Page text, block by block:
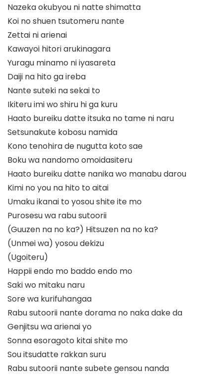
Nazeka okubyou ni natte shimatta
Koi no shuen tsutomeru nante
Zettai ni arienai
Kawayoi hitori arukinagara
Yuragu minamo ni iyasareta
Daiji na hito ga ireba
Nante suteki na sekai to
Ikiteru imi wo shiru hi ga kuru
Haato bureiku datte itsuka no tame ni naru
Setsunakute kobosu namida
Kono tenohira de nugutta koto sae
Boku wa nandomo omoidasiteru
Haato bureiku datte nanika wo manabu darou
Kimi no you na hito to aitai
Umaku ikanai to yosou shite ite mo
Purosesu wa rabu sutoorii
(Guuzen na no ka?) Hitsuzen na no ka?
(Unmei wa) yosou dekizu
(Ugoiteru)
Happii endo mo baddo endo mo
Saki wo mitaku naru
Sore wa kurifuhangaa
Rabu sutoorii nante dorama no naka dake da
Genjitsu wa arienai yo
Sonna esoragoto kitai shite mo
Sou itsudatte rakkan suru
Rabu sutoorii nante subete gensou nanda